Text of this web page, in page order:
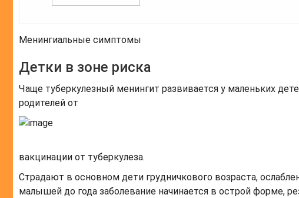
Менингиальные симптомы
Детки в зоне риска
Чаще туберкулезный менингит развивается у маленьких
родителей от
вакцинации от туберкулеза.
Страдают в основном дети грудничкового возраста,
малышей до года заболевание начинается в острой форме,